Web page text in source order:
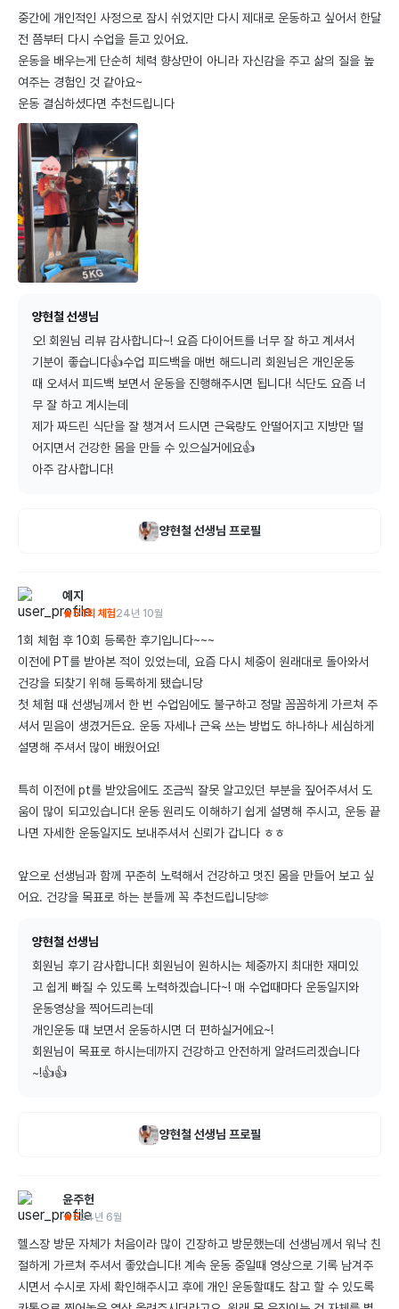
중간에 개인적인 사정으로 잠시 쉬었지만 다시 제대로 운동하고 싶어서 한달
전 쯤부터 다시 수업을 듣고 있어요.
운동을 배우는게 단순히 체력 향상만이 아니라 자신감을 주고 삶의 질을 높
여주는 경험인 것 같아요~
운동 결심하셨다면 추천드립니다
양현철 선생님
오! 회원님 리뷰 감사합니다~! 요즘 다이어트를 너무 잘 하고 계셔서
기분이 좋습니다👍수업 피드백을 매번 해드니리 회원님은 개인운동
때 오셔서 피드백 보면서 운동을 진행해주시면 됩니다! 식단도 요즘 너
무 잘 하고 계시는데
제가 짜드린 식단을 잘 챙겨서 드시면 근육량도 안떨어지고 지방만 떨
어지면서 건강한 몸을 만들 수 있으실거에요👍
아주 감사합니다!
양현철 선생님 프로필
예지
51회 체험24년 10월
1회 체험 후 10회 등록한 후기입니다~~~
이전에 PT를 받아본 적이 있었는데, 요즘 다시 체중이 원래대로 돌아와서
건강을 되찾기 위해 등록하게 됐습니당
첫 체험 때 선생님께서 한 번 수업임에도 불구하고 정말 꼼꼼하게 가르쳐 주
셔서 믿음이 생겼거든요. 운동 자세나 근육 쓰는 방법도 하나하나 세심하게
설명해 주셔서 많이 배웠어요!
특히 이전에 pt를 받았음에도 조금씩 잘못 알고있던 부분을 짚어주셔서 도
움이 많이 되고있습니다! 운동 원리도 이해하기 쉽게 설명해 주시고, 운동 끝
나면 자세한 운동일지도 보내주셔서 신뢰가 갑니다 ㅎㅎ
앞으로 선생님과 함께 꾸준히 노력해서 건강하고 멋진 몸을 만들어 보고 싶
어요. 건강을 목표로 하는 분들께 꼭 추천드립니당🫶
양현철 선생님
회원님 후기 감사합니다! 회원님이 원하시는 체중까지 최대한 재미있
고 쉽게 빠질 수 있도록 노력하겠습니다~! 매 수업때마다 운동일지와
운동영상을 찍어드리는데
개인운동 때 보면서 운동하시면 더 편하실거에요~!
회원님이 목표로 하시는데까지 건강하고 안전하게 알려드리겠습니다
~!👍👍
양현철 선생님 프로필
윤주헌
524년 6월
헬스장 방문 자체가 처음이라 많이 긴장하고 방문했는데 선생님께서 워낙 친
절하게 가르쳐 주셔서 좋았습니다! 계속 운동 중일때 영상으로 기록 남겨주
시면서 수시로 자세 확인해주시고 후에 개인 운동할때도 참고 할 수 있도록